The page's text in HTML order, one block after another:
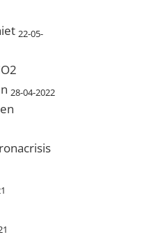
22-05-
28-04-2022